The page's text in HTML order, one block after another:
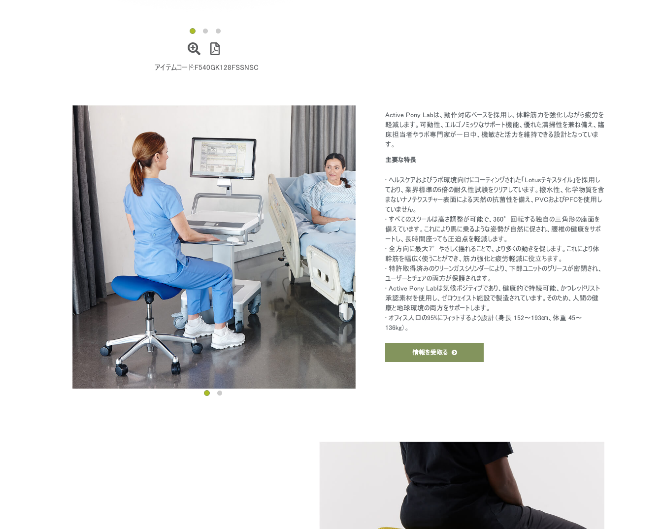
アイテムコード:F540GK128FSSNSC
Active Pony Labは、動作対応ベースを採用し、体幹筋力を強化しながら疲労を
軽減します。可動性、エルゴノミックなサポート機能、優れた清掃性を兼ね備え、臨
床担当者やラボ専門家が一日中、機敏さと活力を維持できる設計となっていま
す。
主要な特長
• ヘルスケアおよびラボ環境向けにコーティングされた「Lotusテキスタイル」を採用し
ており、業界標準の5倍の耐久性試験をクリアしています。撥水性、化学物質を含
まないナノテクスチャー表面による天然の抗菌性を備え、PVCおよびPFCを使用し
ていません。
• すべてのスツールは高さ調整が可能で、360°回転する独自の三角形の座面を
備えています。これにより馬に乗るような姿勢が自然に促され、腰椎の健康をサポ
ートし、長時間座っても圧迫点を軽減します。
• 全方向に最大7°やさしく揺れることで、より多くの動きを促します。これにより体
幹筋を幅広く使うことができ、筋力強化と疲労軽減に役立ちます。
• 特許取得済みのクリーンガスシリンダーにより、下部ユニットのグリースが密閉され、
ユーザーとチェアの両方が保護されます。
• Active Pony Labは気候ポジティブであり、健康的で持続可能、かつレッドリスト
承認素材を使用し、ゼロウェイスト施設で製造されています。そのため、人間の健
康と地球環境の両方をサポートします。
• オフィス人口の95%にフィットするよう設計（身長 152～193㎝、体重 45～
136kg）。
情報を受取る